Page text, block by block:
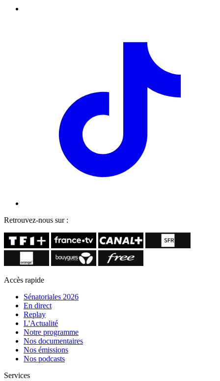
Retrouvez-nous sur :
Accès rapide
Sénatoriales 2026
En direct
Replay
L'Actualité
Notre programme
Nos documentaires
Nos émissions
Nos podcasts
Services